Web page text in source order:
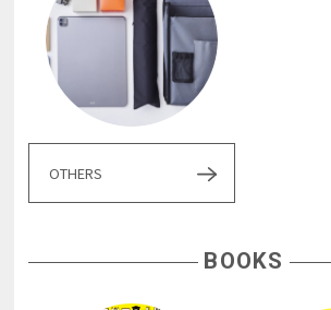
OTHERS
BOOKS